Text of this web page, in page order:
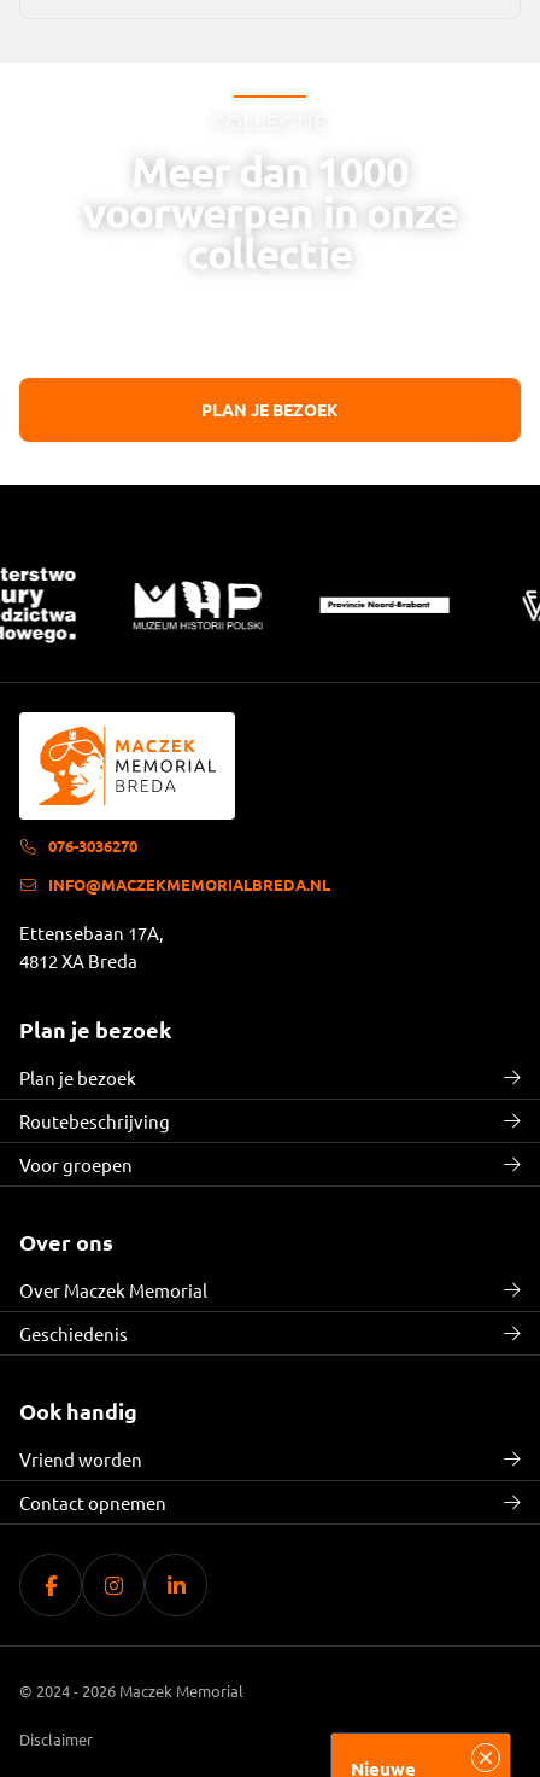
Meer dan 1000
voorwerpen in onze
collectie
PLAN JE BEZOEK
076-3036270
INFO@MACZEKMEMORIALBREDA.NL
Ettensebaan 17A,
4812 XA Breda
Plan je bezoek
Plan je bezoek
Routebeschrijving
Voor groepen
Over ons
Over Maczek Memorial
Geschiedenis
Ook handig
Vriend worden
Contact opnemen
© 2024 - 2026 Maczek Memorial
Disclaimer
Nieuwe